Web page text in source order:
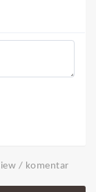
/ komentar